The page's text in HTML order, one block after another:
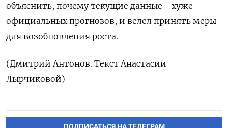
объяснить, почему текущие данные - хуже
официальных ​прогнозов, и велел принять меры
для возобновления ‌роста.
(Дмитрий Антонов. Текст Анастасии
Лырчиковой)